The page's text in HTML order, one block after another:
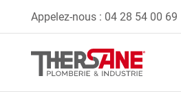
Appelez-nous : 04 28 54 00 69